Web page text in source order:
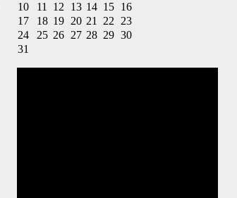
10
11 12 13 14 15 16
17
18 19 20 21 22
23
24
25 26 27 28 29 30
31